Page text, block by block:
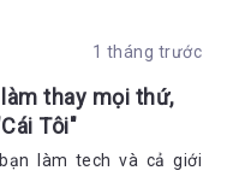
1 tháng trước
thay mọi thứ,
Tôi"
làm tech và cả giới